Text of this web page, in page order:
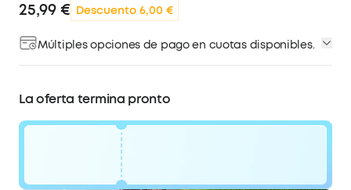
25,99 € Descuento 6,00 €
Múltiples opciones de pago en cuotas disponibles.
La oferta termina pronto